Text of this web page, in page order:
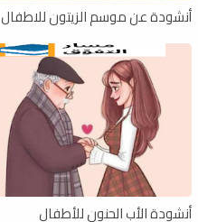
أنشودة عن موسم الزيتون للاطفال
أنشودة الأب الحنون للأطفال